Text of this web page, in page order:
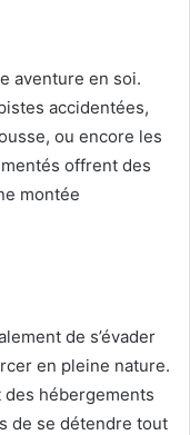
aventure en soi.
accidentées,
ou encore les
offrent des
montée
de s’évader
en pleine nature.
hébergements
de se détendre tout